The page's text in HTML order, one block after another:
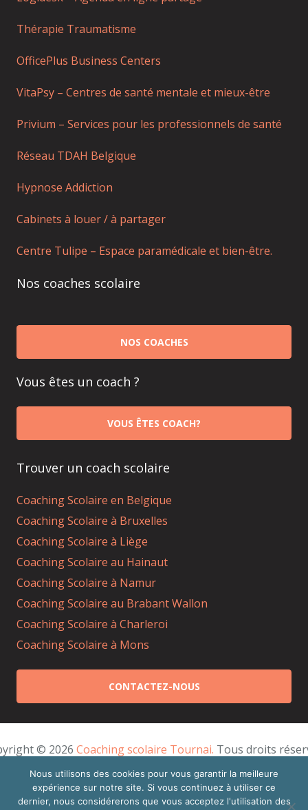
Thérapie Traumatisme
OfficePlus Business Centers
VitaPsy – Centres de santé mentale et mieux-être
Privium – Services pour les professionnels de santé
Réseau TDAH Belgique
Hypnose Addiction
Cabinets à louer / à partager
Centre Tulipe – Espace paramédicale et bien-être.
Nos coaches scolaire
NOS COACHES
Vous êtes un coach ?
VOUS ÊTES COACH?
Trouver un coach scolaire
Coaching Scolaire en Belgique
Coaching Scolaire à Bruxelles
Coaching Scolaire à Liège
Coaching Scolaire au Hainaut
Coaching Scolaire à Namur
Coaching Scolaire au Brabant Wallon
Coaching Scolaire à Charleroi
Coaching Scolaire à Mons
CONTACTEZ-NOUS
© 2026 Coaching scolaire Tournai. Tous droits
Powered byPrivium – Des services qui soutiennent
vos soins. Pour psychologues, psychotherapeutes et
Nous utilisons des cookies pour vous garantir la meilleure
expérience sur notre site. Si vous continuez à utiliser ce
dernier, nous considérerons que vous acceptez l'utilisation des